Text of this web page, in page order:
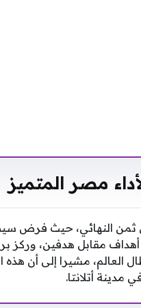
مصر المتميز
النهائي، حيث فرض
أهداف مقابل هدفين، وركز
العالم، مشيرا إلى أن
أتلانتا.